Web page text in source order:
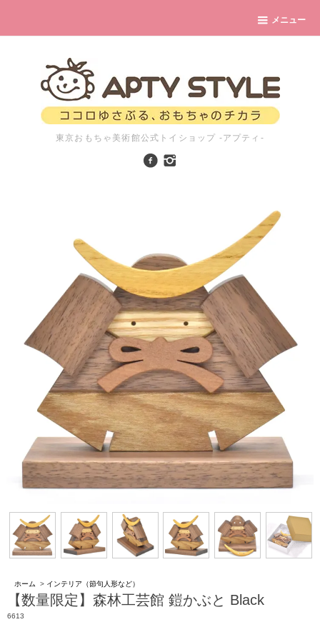
メニュー
東京おもちゃ美術館公式トイショップ -アプティ-
ホーム > インテリア（節句人形など）
【数量限定】森林工芸館 鎧かぶと Black
6613